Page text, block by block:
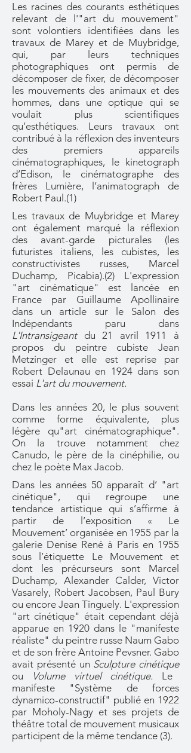
Les racines des courants esthétiques
relevant de l'"art du mouvement"
sont volontiers identifiées dans les
travaux de Marey et de Muybridge,
qui, par leurs techniques
photographiques ont permis de
décomposer de fixer, de décomposer
les mouvements des animaux et des
hommes, dans une optique qui se
voulait plus scientifiques
qu’esthétiques. Leurs travaux ont
contribué à la réflexion des inventeurs
des premiers appareils
cinématographiques, le kinetograph
d’Edison, le cinématographe des
frères Lumière, l’animatograph de
Robert Paul.(1)
Les travaux de Muybridge et Marey
ont également marqué la réflexion
des avant-garde picturales (les
futuristes italiens, les cubistes, les
constructivistes russes, Marcel
Duchamp, Picabia).(2) L'expression
"art cinématique" est lancée en
France par Guillaume Apollinaire
dans un article sur le Salon des
Indépendants paru dans
L'Intransigeantdu 21 avril 1911 à
propos du peintre cubiste Jean
Metzinger et elle est reprise par
Robert Delaunau en 1924 dans son
essai L'art du mouvement.
Dans les années 20, le plus souvent
comme forme équivalente, plus
légère qu"art cinématographique".
On la trouve notamment chez
Canudo, le père de la cinéphilie, ou
chez le poète Max Jacob.
Dans les années 50 apparaît d’ "art
cinétique", qui regroupe une
tendance artistique qui s’affirme à
partir de l’exposition « Le
Mouvement’ organisée en 1955 par la
galerie Denise René à Paris en 1955
sous l’étiquette Le Mouvement et
dont les précurseurs sont Marcel
Duchamp, Alexander Calder, Victor
Vasarely, Robert Jacobsen, Paul Bury
ou encore Jean Tinguely. L'expression
"art cinétique" était cependant déjà
apparue en 1920 dans le "manifeste
réaliste" du peintre russe Naum Gabo
et de son frère Antoine Pevsner. Gabo
avait présenté un Sculpture cinétique
ou
Volume virtuel cinétique. Le
manifeste "Système de forces
dynamico-constructif" publié en 1922
par Moholy-Nagy et ses projets de
théâtre total de mouvement musicaux
participent de la même tendance (3).